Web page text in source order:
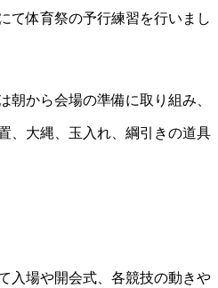
て体育祭の予行練習を行いまし
朝から会場の準備に取り組み、
、大縄、玉入れ、綱引きの道具
入場や開会式、各競技の動きや